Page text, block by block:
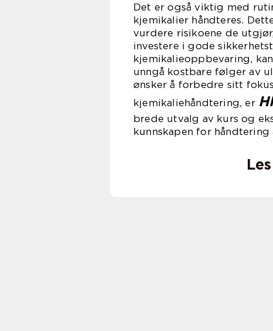
Det er også viktig med
kjemikalier håndteres.
vurdere risikoene de
investere i gode
kjemikalieoppbevaring,
unngå kostbare følger av
ønsker å forbedre sitt
kjemikaliehåndtering, er
brede utvalg av kurs og
kunnskapen for